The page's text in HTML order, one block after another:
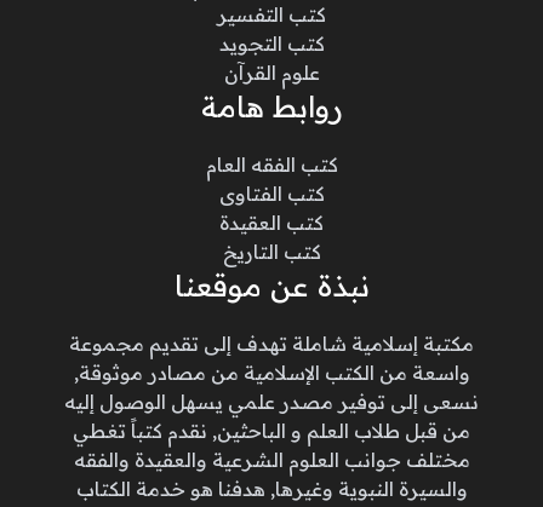
كتب التفسير
كتب التجويد
علوم القرآن
روابط هامة
كتب الفقه العام
كتب الفتاوى
كتب العقيدة
كتب التاريخ
نبذة عن موقعنا
مكتبة إسلامية شاملة تهدف إلى تقديم مجموعة
واسعة من الكتب الإسلامية من مصادر موثوقة,
نسعى إلى توفير مصدر علمي يسهل الوصول إليه
من قبل طلاب العلم و الباحثين, نقدم كتباً تغطي
مختلف جوانب العلوم الشرعية والعقيدة والفقه
والسيرة النبوية وغيرها, هدفنا هو خدمة الكتاب